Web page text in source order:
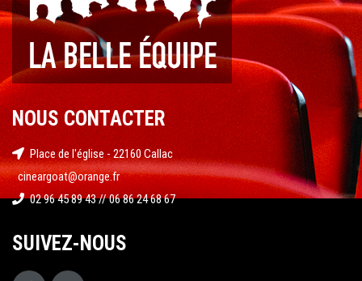
NOUS CONTACTER
Place de l'église - 22160 Callac
cineargoat@orange.fr
02 96 45 89 43 // 06 86 24 68 67
SUIVEZ-NOUS